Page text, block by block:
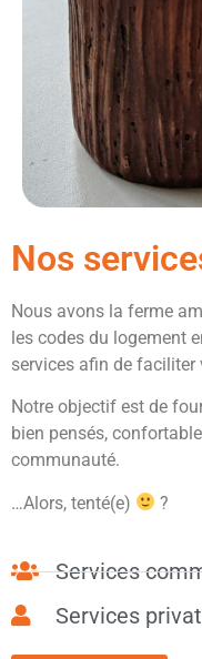
Nos
Nous avons la ferme
les codes du logement
services afin de faciliter
Notre objectif est de
bien pensés,
communauté.
…Alors, tenté(e) ?
Services
Services